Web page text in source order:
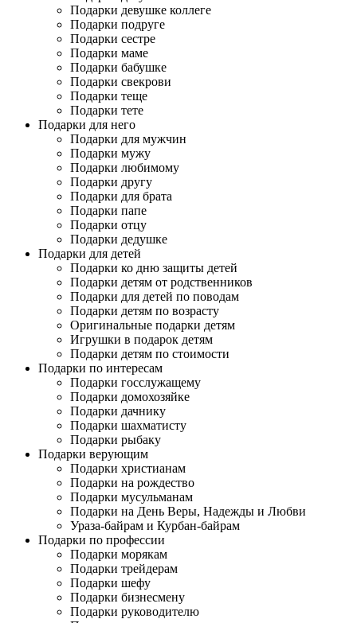
Подарки девушке коллеге
Подарки подруге
Подарки сестре
Подарки маме
Подарки бабушке
Подарки свекрови
Подарки теще
Подарки тете
Подарки для него
Подарки для мужчин
Подарки мужу
Подарки любимому
Подарки другу
Подарки для брата
Подарки папе
Подарки отцу
Подарки дедушке
Подарки для детей
Подарки ко дню защиты детей
Подарки детям от родственников
Подарки для детей по поводам
Подарки детям по возрасту
Оригинальные подарки детям
Игрушки в подарок детям
Подарки детям по стоимости
Подарки по интересам
Подарки госслужащему
Подарки домохозяйке
Подарки дачнику
Подарки шахматисту
Подарки рыбаку
Подарки верующим
Подарки христианам
Подарки на рождество
Подарки мусульманам
Подарки на День Веры, Надежды и Любви
Ураза-байрам и Курбан-байрам
Подарки по профессии
Подарки морякам
Подарки трейдерам
Подарки шефу
Подарки бизнесмену
Подарки руководителю